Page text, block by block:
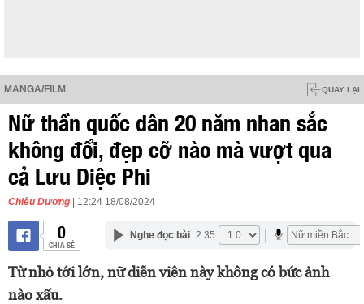
MANGA/FILM QUAY LẠI
Nữ thần quốc dân 20 năm nhan sắc
không đổi, đẹp cỡ nào mà vượt qua
cả Lưu Diệc Phi
Chiêu Dương | 12:24 18/08/2024
0
CHIA SẺ
Nghe đọc bài 2:35
Từ nhỏ tới lớn, nữ diễn viên này không có bức ảnh
nào xấu.